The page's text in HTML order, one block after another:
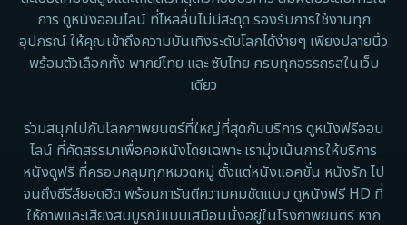
Documentary สารคดี
Drama ดราม่า
Drama ดราม่า
Dystopian
Emotional
การ ดูหนังออนไลน์ ที่ไหลลื่นไม่มีสะดุด รองรับการใช้งานทุก
อุปกรณ์ ให้คุณเข้าถึงความบันเทิงระดับโลกได้ง่ายๆ เพียงปลายนิ้ว
พร้อมตัวเลือกทั้ง พากย์ไทย และ ซับไทย ครบทุกอรรถรสในเว็บ
เดียว
ร่วมสนุกไปกับโลกภาพยนตร์ที่ใหญ่ที่สุดกับบริการ ดูหนังฟรีออน
ไลน์ ที่คัดสรรมาเพื่อคอหนังโดยเฉพาะ เรามุ่งเน้นการให้บริการ
หนังดูฟรี ที่ครอบคลุมทุกหมวดหมู่ ตั้งแต่หนังแอคชั่น หนังรัก ไป
จนถึงซีรีส์ยอดฮิต พร้อมการันตีความคมชัดแบบ ดูหนังฟรี HD ที่
ให้ภาพและเสียงสมบูรณ์แบบเสมือนนั่งอยู่ในโรงภาพยนตร์ หาก